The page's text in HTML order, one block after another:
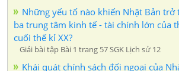
Những yếu tố nào khiến Nhật Bản
ba trung tâm kinh tế - tài chính lớn của
cuối thế kỉ XX?
Giải bài tập Bài 1 trang 57 SGK Lịch sử 12
Khái quát chính sách đối ngoại của